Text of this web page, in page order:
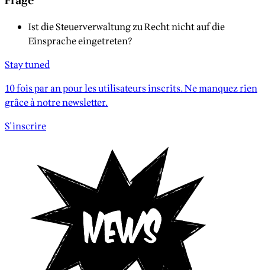
Ist die Steuerverwaltung zu Recht nicht auf die
Einsprache eingetreten?
Stay tuned
10 fois par an pour les utilisateurs inscrits. Ne manquez rien
grâce à notre newsletter.
S'inscrire